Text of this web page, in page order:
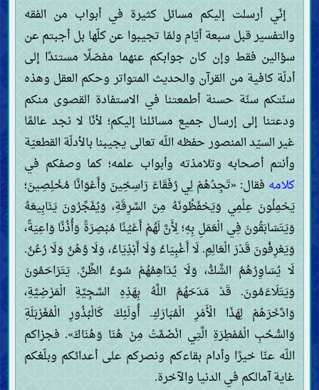
إنّي أرسلت إليكم مسائل كثيرة في أبواب من الفقه
والتفسير قبل سبعة أيّام ولمّا تجيبوا عن كلّها بل أجبتم عن
سؤالين فقط وإن كان جوابكم عنهما مفصّلًا مستندًا إلى
أدلّة كافية من القرآن والحديث المتواتر وحكم العقل وهذه
سنّتكم سنّة حسنة أطمعتنا في الاستفادة القصوى منكم
ودعتنا إلى إرسال جميع مسائلنا إليكم؛ لأنّا لا نجد عالمًا
غير السيّد المنصور حفظه اللّه تعالى يجيبنا بالأدلّة القطعيّة
وأنتم أصحابه وتلامذته وأبواب علمه؛ كما وصفكم في
كلامه فقال: «تَجِدُهُمْ لِي رُفَقَاءَ رَاسِخِينَ وَأَعْوَانًا مُخْلِصِينَ؛
يَحْمِلُونَ عِلْمِي وَيَحْفَظُونَهُ مِنَ السَّرِقَةِ، وَيُفَجِّرُونَ يَنَابِيعَهُ
وَيَتَسَابَقُونَ فِي الْعَمَلِ بِهِ؛ لِأَنَّ لَهُمْ أَعْيُنًا مُبْصِرَةً وَأُذُنًا وَاعِيَةً،
وَيَعْرِفُونَ قَدْرَ الْعَالِمِ. لَا أَغْبِيَاءُ وَلَا أَبْذِيَاءُ، وَلَا وُهُنٌ وَلَا رُعُنٌ.
لَا يُسَاوِرُهُمُ الشَّكُّ، وَلَا يُدَاهِمُهُمْ سُوءُ الظَّنِّ. يَتَرَاحَمُونَ
وَيَتَلَاءَمُونَ. قَدْ مَدَحَهُمُ اللَّهُ بِهَذِهِ السَّجِيَّةِ الْمَرْضِيَّةِ،
وَادَّخَرَهُمْ لِهَذَا الْأَمْرِ الْمُبَارَكِ. أُولَئِكَ كَالْبُذُورِ الْمُغَرْبَلَةِ
وَالسُّحُبِ الْمُمْطِرَةِ الَّتِي انْضَمَّتْ مِنْ هُنَا وَهُنَاكَ». فجزاكم
اللّه عنّا خيرًا وأدام بقاءكم ونصركم على أعدائكم وبلّغكم
غاية آمالكم في الدنيا والآخرة.